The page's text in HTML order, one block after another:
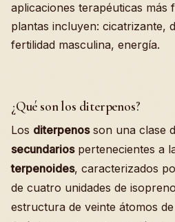
aplicaciones terapéuticas más
plantas incluyen: cicatrizante,
fertilidad masculina, energía.
¿Qué son los diterpenos?
Los diterpenosson una clase
secundariospertenecientes a
terpenoides, caracterizados
de cuatro unidades de
estructura de veinte átomos